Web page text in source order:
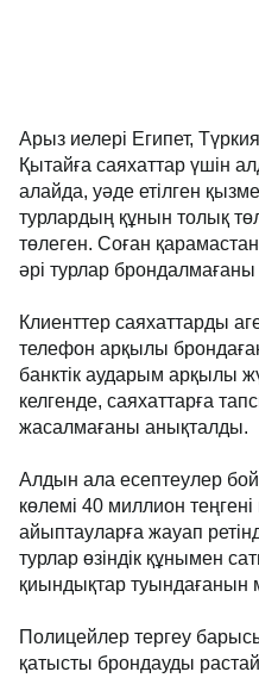
Арыз иелері Египет,
Қытайға саяхаттар үшін
алайда, уәде етілген
турлардың құнын толық
төлеген. Соған
әрі турлар брондалмағаны
Клиенттер саяхаттарды
телефон арқылы
банктік аударым арқылы
келгенде, саяхаттарға
жасалмағаны анықталды.
Алдын ала есептеулер
көлемі 40 миллион теңгені
айыптауларға жауап
турлар өзіндік құнымен
қиындықтар туындағанын
Полицейлер тергеу
қатысты брондауды